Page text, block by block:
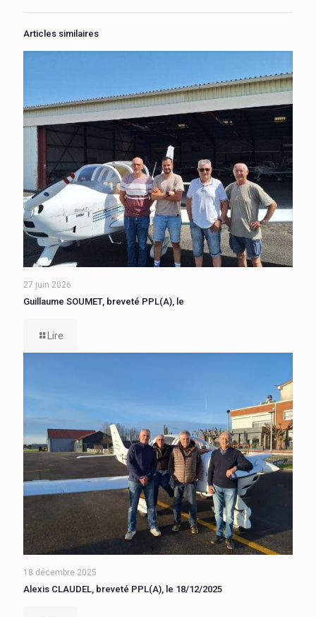
Articles similaires
27 juin 2026
Guillaume SOUMET, breveté PPL(A), le
Lire
18 décembre 2025
Alexis CLAUDEL, breveté PPL(A), le 18/12/2025